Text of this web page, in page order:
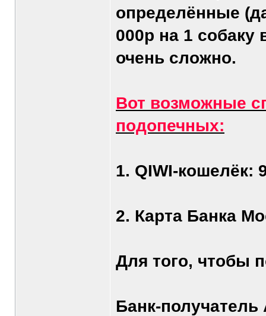
определённые
000р на 1 собаку
очень сложно.
Вот возможные
подопечных:
1. QIWI-кошелёк:
2. Карта Банка
Для того, чтобы
Банк-